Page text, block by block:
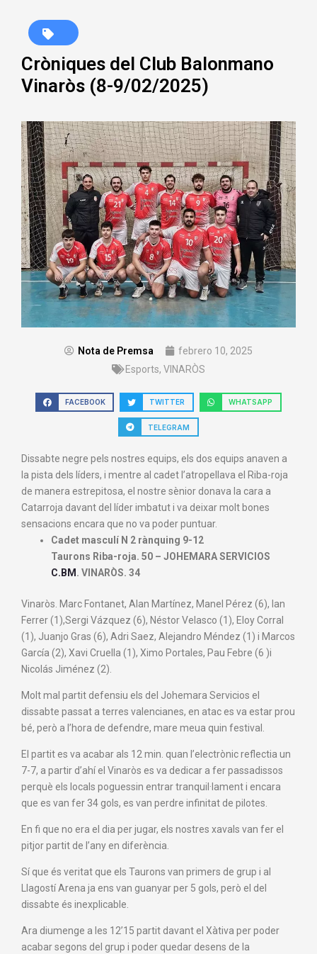
Cròniques del Club Balonmano
Vinaròs (8-9/02/2025)
Nota de Premsa
febrero 10, 2025
Esports, VINARÒS
FACEBOOK TWITTER WHATSAPP
TELEGRAM
Dissabte negre pels nostres equips, els dos equips anaven a
la pista dels líders, i mentre al cadet l’atropellava el Riba-roja
de manera estrepitosa, el nostre sènior donava la cara a
Catarroja davant del líder imbatut i va deixar molt bones
sensacions encara que no va poder puntuar.
Cadet masculí N 2 rànquing 9-12
Taurons Riba-roja. 50 – JOHEMARA SERVICIOS
C.BM . VINARÒS. 34
Vinaròs. Marc Fontanet, Alan Martínez, Manel Pérez (6), Ian
Ferrer (1),Sergi Vázquez (6), Néstor Velasco (1), Eloy Corral
(1), Juanjo Gras (6), Adri Saez, Alejandro Méndez (1) i Marcos
García (2), Xavi Cruella (1), Ximo Portales, Pau Febre (6 )i
Nicolás Jiménez (2).
Molt mal partit defensiu els del Johemara Servicios el
dissabte passat a terres valencianes, en atac es va estar prou
bé, però a l’hora de defendre, mare meua quin festival.
El partit es va acabar als 12 min. quan l’electrònic reflectia un
7-7, a partir d’ahí el Vinaròs es va dedicar a fer passadissos
perquè els locals poguessin entrar tranquil·lament i encara
que es van fer 34 gols, es van perdre infinitat de pilotes.
En fi que no era el dia per jugar, els nostres xavals van fer el
pitjor partit de l’any en diferència.
Sí que és veritat que els Taurons van primers de grup i al
Llagostí Arena ja ens van guanyar per 5 gols, però el del
dissabte és inexplicable.
Ara diumenge a les 12’15 partit davant el Xàtiva per poder
acabar segons del grup i poder quedar desens de la